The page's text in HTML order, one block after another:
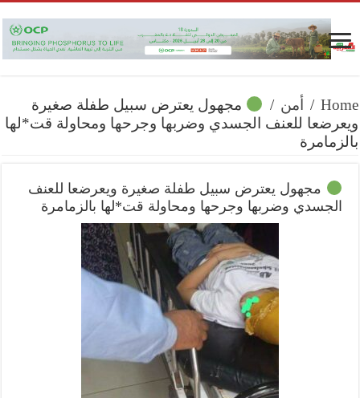
Home
/ أمن /
مجهول يعترض سبيل طفلة صغيرة
ويعرضعا للعنف الجسدي وضربها وجرحها ومحاولة قت*لها
بالزمامرة
مجهول يعترض سبيل طفلة صغيرة ويعرضعا للعنف
الجسدي وضربها وجرحها ومحاولة قت*لها بالزمامرة